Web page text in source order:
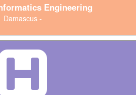
Engineering
Damascus -